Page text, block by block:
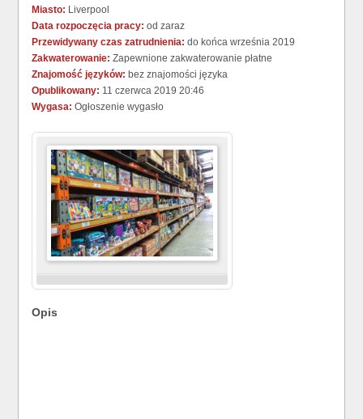
Miasto: Liverpool
Data rozpoczęcia pracy: od zaraz
Przewidywany czas zatrudnienia: do końca września 2019
Zakwaterowanie: Zapewnione zakwaterowanie płatne
Znajomość języków: bez znajomości języka
Opublikowany: 11 czerwca 2019 20:46
Wygasa: Ogłoszenie wygasło
Opis